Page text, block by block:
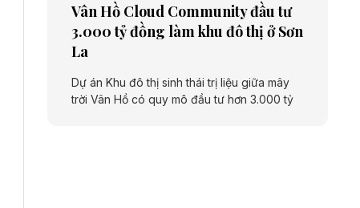
Vân Hồ Cloud Community đầu tư
3.000 tỷ đồng làm khu đô thị ở Sơn
La
Dự án Khu đô thị sinh thái trị liệu giữa mây
trời Vân Hồ có quy mô đầu tư hơn 3.000 tỷ